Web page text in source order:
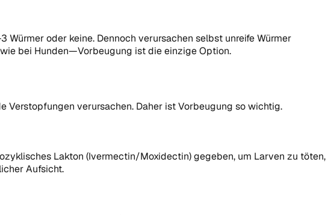
oder keine. Dennoch verursachen selbst unreife Würmer
bei Hunden—Vorbeugung ist die einzige Option.
Verstopfungen verursachen. Daher ist Vorbeugung so wichtig.
Lakton (Ivermectin/Moxidectin) gegeben, um Larven zu töten,
Aufsicht.